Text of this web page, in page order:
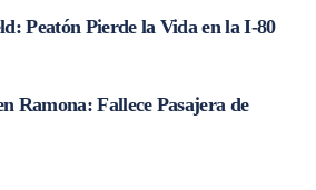
Peatón Pierde la Vida en la I-80
Ramona: Fallece Pasajera de